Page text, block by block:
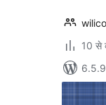
wilico
10 से
6.5.9